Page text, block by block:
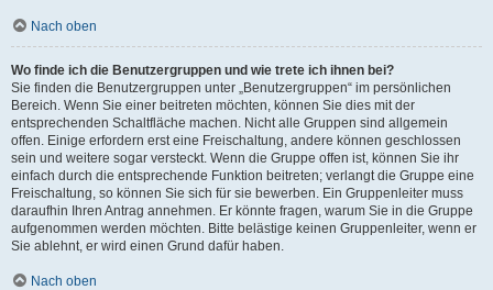
Nach oben
Wo finde ich die Benutzergruppen und wie trete ich ihnen bei?
Sie finden die Benutzergruppen unter „Benutzergruppen“ im persönlichen
Bereich. Wenn Sie einer beitreten möchten, können Sie dies mit der
entsprechenden Schaltfläche machen. Nicht alle Gruppen sind allgemein
offen. Einige erfordern erst eine Freischaltung, andere können geschlossen
sein und weitere sogar versteckt. Wenn die Gruppe offen ist, können Sie ihr
einfach durch die entsprechende Funktion beitreten; verlangt die Gruppe eine
Freischaltung, so können Sie sich für sie bewerben. Ein Gruppenleiter muss
daraufhin Ihren Antrag annehmen. Er könnte fragen, warum Sie in die Gruppe
aufgenommen werden möchten. Bitte belästige keinen Gruppenleiter, wenn er
Sie ablehnt, er wird einen Grund dafür haben.
Nach oben